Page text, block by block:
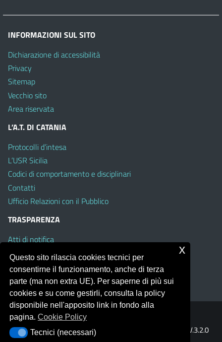
INFORMAZIONI SUL SITO
Dichiarazione di accessibilità
Privacy
Sitemap
Vecchio sito
Area riservata
L’A.T. DI CATANIA
Protocolli d’intesa
L’USR Sicilia
Codici di comportamento e disciplinari
Contatti
Ufficio Relazioni con il Pubblico
TRASPARENZA
Atti di notifica
Albo on line
Amministrazione Trasparente
Obiettivi di Accessibilità
Portale realizzato con la piattaforma
Template Italia configurato sul tema accessibile
V.3.2.0
Questo sito rilascia cookies tecnici per
consentirne il funzionamento, anche di terza
parte (ma non extra UE). Per saperne di più sui
cookies e su come gestirli, consulta la policy
disponibile nell'apposito link in fondo alla
pagina.Cookie Policy
Tecnici (necessari)
Tecnici (necessari)
x